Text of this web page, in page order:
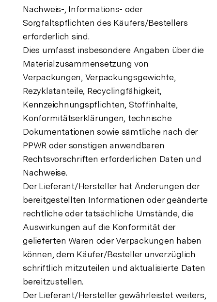
Nachweis-, Informations- oder
Sorgfaltspflichten des Käufers/Bestellers
erforderlich sind.
Dies umfasst insbesondere Angaben über die
Materialzusammensetzung von
Verpackungen, Verpackungsgewichte,
Rezyklatanteile, Recyclingfähigkeit,
Kennzeichnungspflichten, Stoffinhalte,
Konformitätserklärungen, technische
Dokumentationen sowie sämtliche nach der
PPWR oder sonstigen anwendbaren
Rechtsvorschriften erforderlichen Daten und
Nachweise.
Der Lieferant/Hersteller hat Änderungen der
bereitgestellten Informationen oder geänderte
rechtliche oder tatsächliche Umstände, die
Auswirkungen auf die Konformität der
gelieferten Waren oder Verpackungen haben
können, dem Käufer/Besteller unverzüglich
schriftlich mitzuteilen und aktualisierte Daten
bereitzustellen.
Der Lieferant/Hersteller gewährleistet weiters,